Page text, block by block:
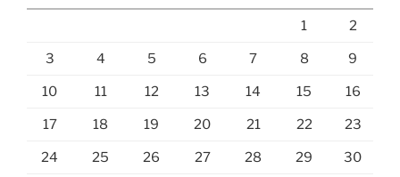
1 2
3 4 5 6 7 8 9
10 11 12 13 14 15 16
17 18 19 20 21 22 23
24 25 26 27 28 29 30